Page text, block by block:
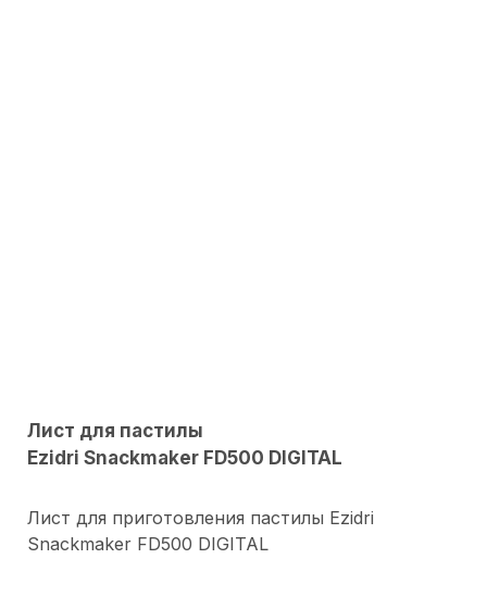
Лист для пастилы
Ezidri Snackmaker FD500 DIGITAL
Лист для приготовления пастилы Ezidri
Snackmaker FD500 DIGITAL